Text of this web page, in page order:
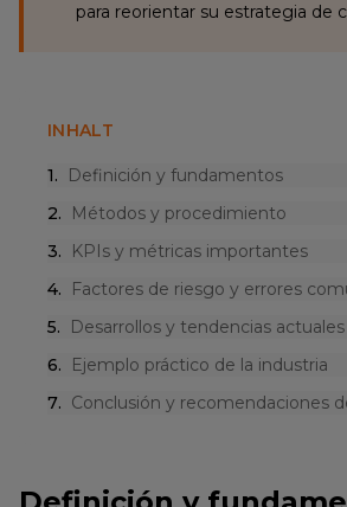
para reorientar su estrategia de
INHALT
1.
Definición y fundamentos
2.
Métodos y procedimiento
3.
KPIs y métricas importantes
4.
Factores de riesgo y errores
5.
Desarrollos y tendencias actuales
6.
Ejemplo práctico de la industria
7. Conclusión y recomendaciones